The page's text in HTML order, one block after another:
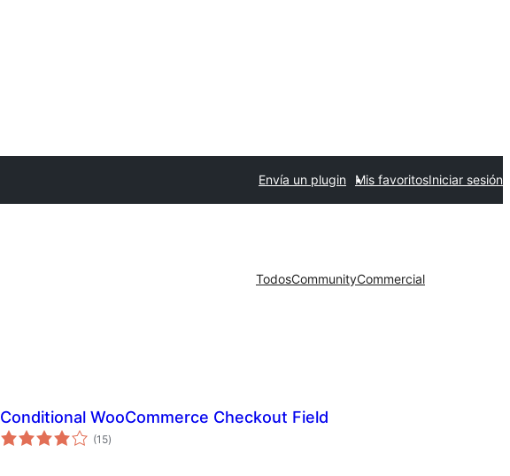
Envía un plugin Mis favoritosIniciar sesión
TodosCommunityCommercial
Conditional WooCommerce Checkout Field
(15evaluación
total
)